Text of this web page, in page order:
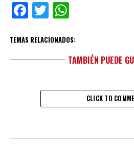
Facebook
TwitterWhatsApp
TEMAS RELACIONADOS:
TAMBIÉN PUEDE
CLICK TO